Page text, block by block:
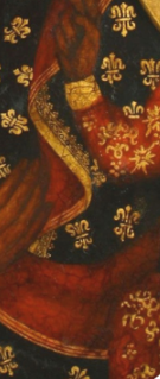
francuska
i z góry
jej
się wielkie
Maria
nieudolna,
ogarnął
że
a z lalki –